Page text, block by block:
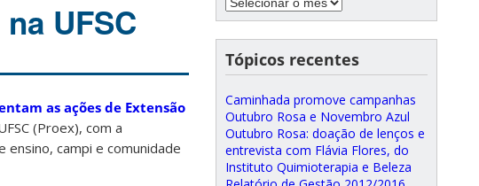
UFSC
as ações de Extensão
(Proex), com a
campi e comunidade
Tópicos recentes
Caminhada promove campanhas
Outubro Rosa e Novembro Azul
Outubro Rosa: doação de lenços e
entrevista com Flávia Flores, do
Instituto Quimioterapia e Beleza